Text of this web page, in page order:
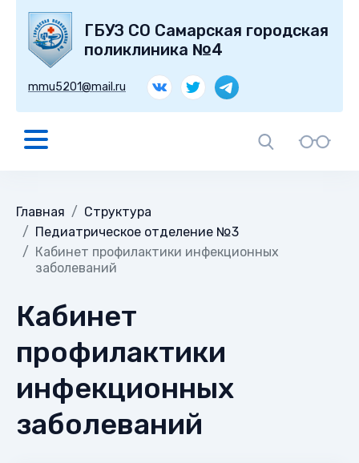
ГБУЗ СО Самарская городская
поликлиника №4
mmu5201@mail.ru
Главная
Структура
Педиатрическое отделение №3
Кабинет профилактики инфекционных
заболеваний
Кабинет
профилактики
инфекционных
заболеваний